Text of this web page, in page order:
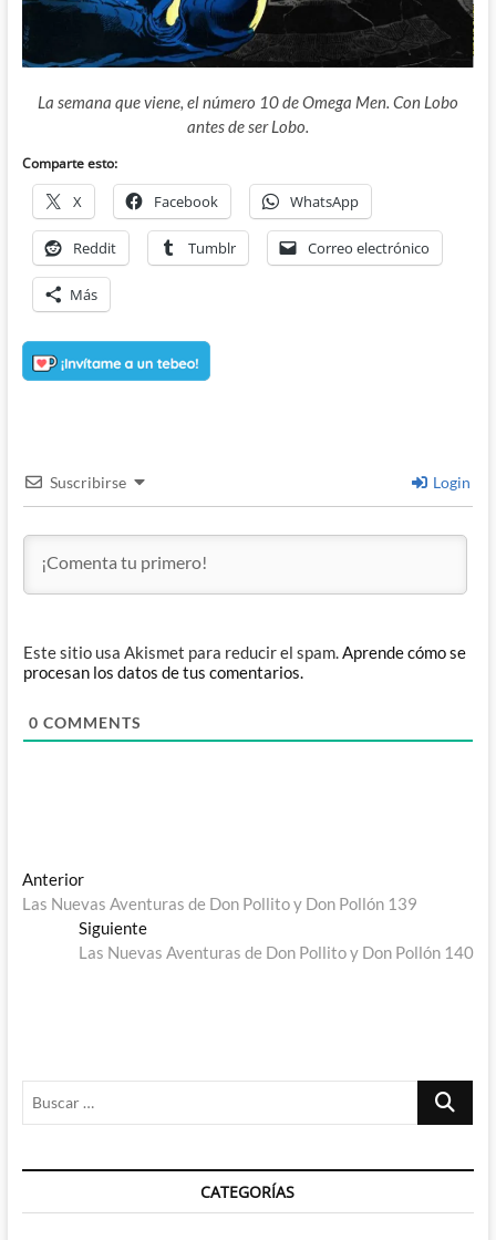
La semana que viene, el número 10 de Omega Men. Con Lobo
antes de ser Lobo.
Comparte esto:
X Facebook WhatsApp
Reddit Tumblr Correo electrónico
Más
Suscribirse Login
Este sitio usa Akismet para reducir el spam. Aprende cómo se
procesan los datos de tus comentarios.
0 COMMENTS
Navegación
de
entradas
AnteriorEntrada
anterior:
Las Nuevas Aventuras de Don Pollito y Don Pollón 139
SiguienteEntrada
siguiente:
Las Nuevas Aventuras de Don Pollito y Don Pollón 140
Buscar
CATEGORÍAS